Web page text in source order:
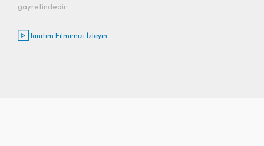
gayretindedir.
Tanıtım Filmimizi İzleyin